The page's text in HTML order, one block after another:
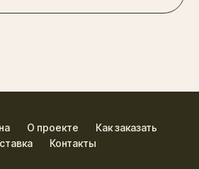
О проекте
Как заказать
Контакты